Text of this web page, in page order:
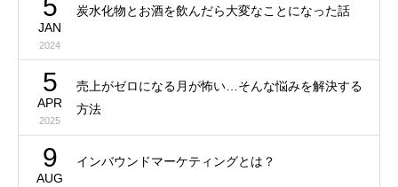
5
JAN
2024
炭水化物とお酒を飲んだら大変なことになった話
5
APR
2025
売上がゼロになる月が怖い…そんな悩みを解決する
方法
9
AUG
インバウンドマーケティングとは？